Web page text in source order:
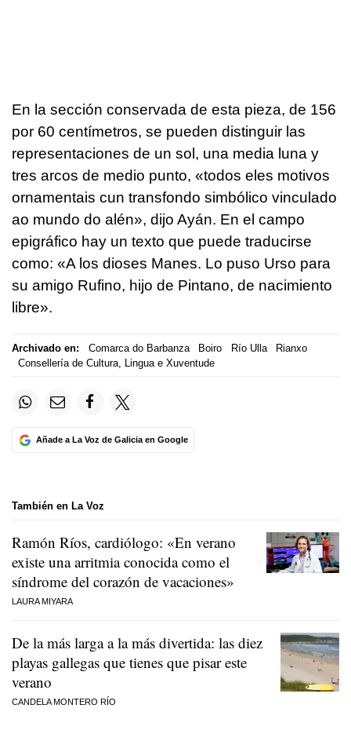
En la sección conservada de esta pieza, de 156
por 60 centímetros, se pueden distinguir las
representaciones de un sol, una media luna y
tres arcos de medio punto, «todos eles motivos
ornamentais cun transfondo simbólico vinculado
ao mundo do alén», dijo Ayán. En el campo
epigráfico hay un texto que puede traducirse
como: «A los dioses Manes. Lo puso Urso para
su amigo Rufino, hijo de Pintano, de nacimiento
libre».
Archivado en: Comarca do Barbanza Boiro Río Ulla
Rianxo
Consellería de Cultura, Lingua e Xuventude
Añade a La Voz de Galicia en Google
También en La Voz
Ramón Ríos, cardiólogo: «En verano
existe una arritmia conocida como el
síndrome del corazón de vacaciones»
LAURA MIYARA
De la más larga a la más divertida: las diez
playas gallegas que tienes que pisar este
verano
CANDELA MONTERO RÍO